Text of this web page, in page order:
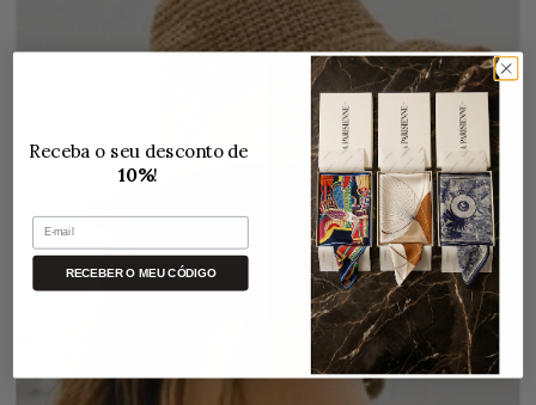
Receba o seu desconto de
10%!
E-mail
RECEBER O MEU CÓDIGO